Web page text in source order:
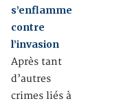
s’enflamme
contre
l’invasion
Après tant
d’autres
crimes liés à